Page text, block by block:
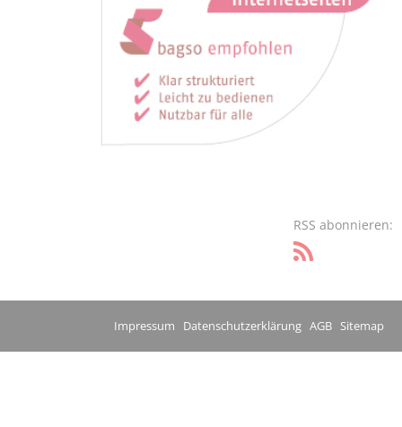
RSS abonnieren:
Impressum Datenschutzerklärung AGB Sitemap